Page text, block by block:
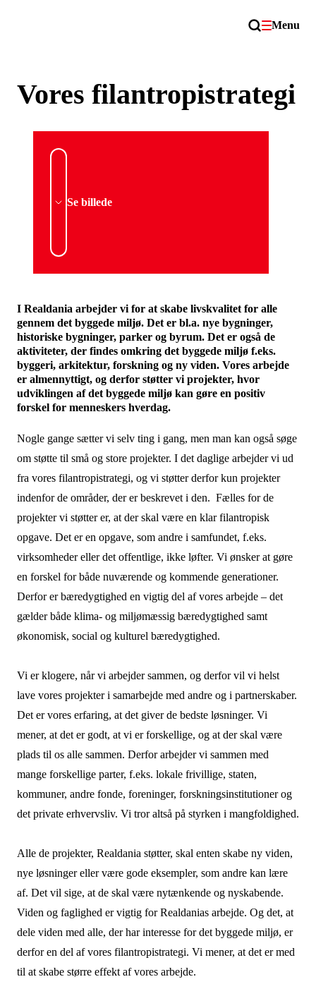
Menu
Vores filantropistrategi
Se billede
I Realdania arbejder vi for at skabe livskvalitet for alle
gennem det byggede miljø. Det er bl.a. nye bygninger,
historiske bygninger, parker og byrum. Det er også de
aktiviteter, der findes omkring det byggede miljø f.eks.
byggeri, arkitektur, forskning og ny viden. Vores arbejde
er almennyttigt, og derfor støtter vi projekter, hvor
udviklingen af det byggede miljø kan gøre en positiv
forskel for menneskers hverdag.
Nogle gange sætter vi selv ting i gang, men man kan også søge
om støtte til små og store projekter. I det daglige arbejder vi ud
fra vores filantropistrategi, og vi støtter derfor kun projekter
indenfor de områder, der er beskrevet i den. Fælles for de
projekter vi støtter er, at der skal være en klar filantropisk
opgave. Det er en opgave, som andre i samfundet, f.eks.
virksomheder eller det offentlige, ikke løfter. Vi ønsker at gøre
en forskel for både nuværende og kommende generationer.
Derfor er bæredygtighed en vigtig del af vores arbejde – det
gælder både klima- og miljømæssig bæredygtighed samt
økonomisk, social og kulturel bæredygtighed.
Vi er klogere, når vi arbejder sammen, og derfor vil vi helst
lave vores projekter i samarbejde med andre og i partnerskaber.
Det er vores erfaring, at det giver de bedste løsninger. Vi
mener, at det er godt, at vi er forskellige, og at der skal være
plads til os alle sammen. Derfor arbejder vi sammen med
mange forskellige parter, f.eks. lokale frivillige, staten,
kommuner, andre fonde, foreninger, forskningsinstitutioner og
det private erhvervsliv. Vi tror altså på styrken i mangfoldighed.
Alle de projekter, Realdania støtter, skal enten skabe ny viden,
nye løsninger eller være gode eksempler, som andre kan lære
af. Det vil sige, at de skal være nytænkende og nyskabende.
Viden og faglighed er vigtig for Realdanias arbejde. Og det, at
dele viden med alle, der har interesse for det byggede miljø, er
derfor en del af vores filantropistrategi. Vi mener, at det er med
til at skabe større effekt af vores arbejde.